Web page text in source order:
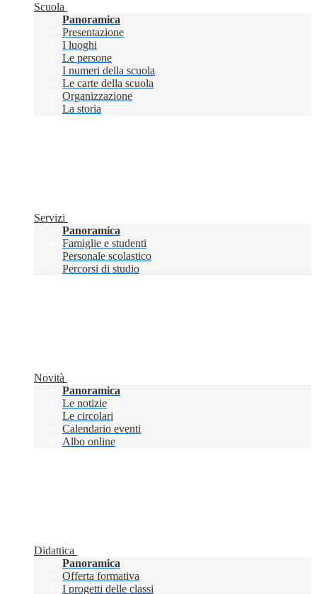
Scuola
Panoramica
Presentazione
I luoghi
Le persone
I numeri della scuola
Le carte della scuola
Organizzazione
La storia
Servizi
Panoramica
Famiglie e studenti
Personale scolastico
Percorsi di studio
Novità
Panoramica
Le notizie
Le circolari
Calendario eventi
Albo online
Didattica
Panoramica
Offerta formativa
I progetti delle classi